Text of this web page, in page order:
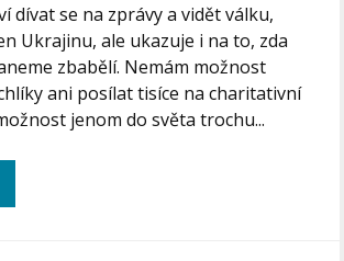
dívat se na zprávy a vidět válku,
Ukrajinu, ale ukazuje i na to, zda
zbabělí. Nemám možnost
ani posílat tisíce na charitativní
jenom do světa trochu...